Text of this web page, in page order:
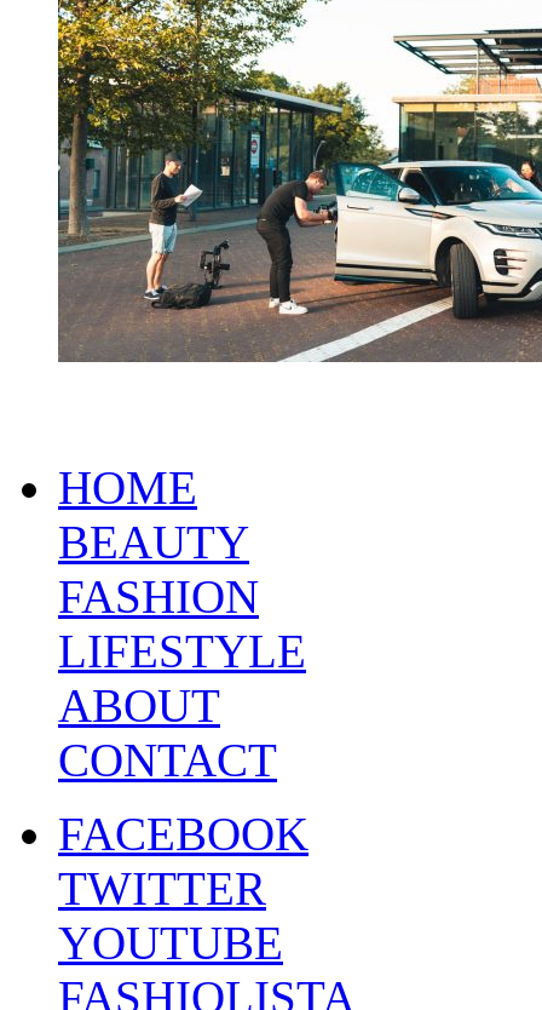
HOME
BEAUTY
FASHION
LIFESTYLE
ABOUT
CONTACT
FACEBOOK
TWITTER
YOUTUBE
FASHIOLISTA